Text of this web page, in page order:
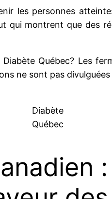
les personnes
montrent que des
Québec? Les
ne sont pas
Diabète
Québec